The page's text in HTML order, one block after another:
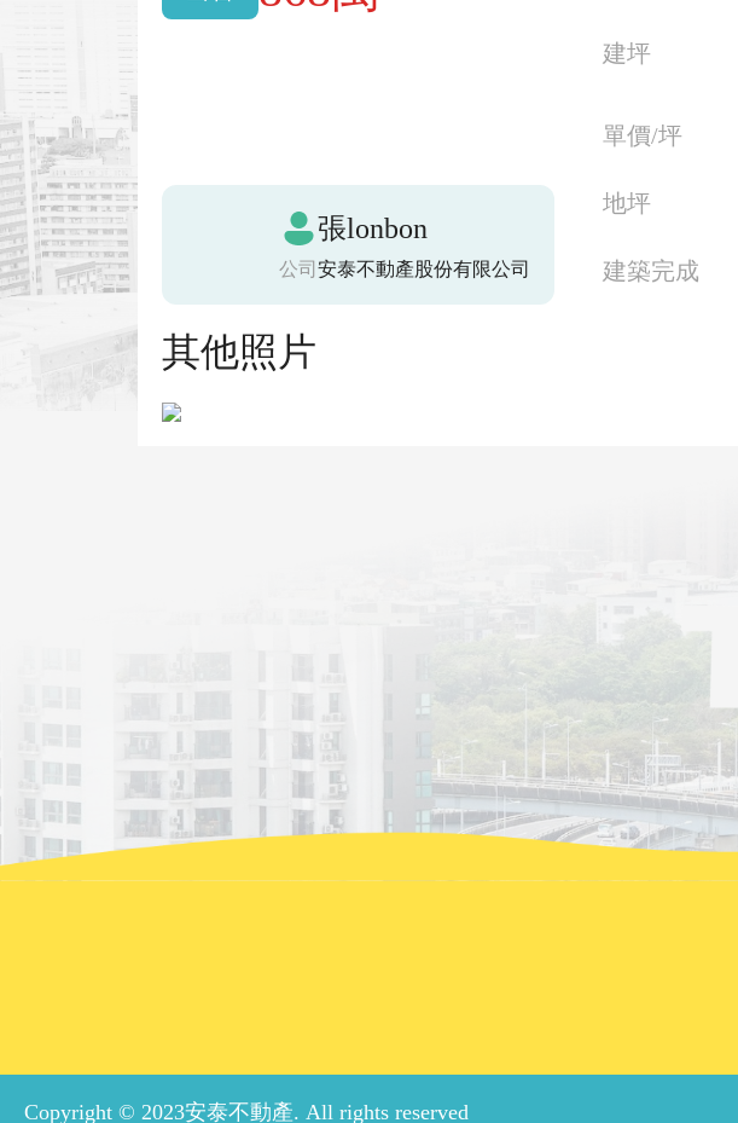
張lonbon
公司 安泰不動產股份有限公司
建坪
單價/坪
地坪
建築完成
其他照片
Copyright © 2023安泰不動產. All rights reserved